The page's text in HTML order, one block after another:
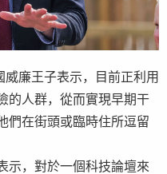
廉王子表示，目前正利用
的人群，從而實現早期干
們在街頭或臨時住所逗留
示，對於一個科技論壇來